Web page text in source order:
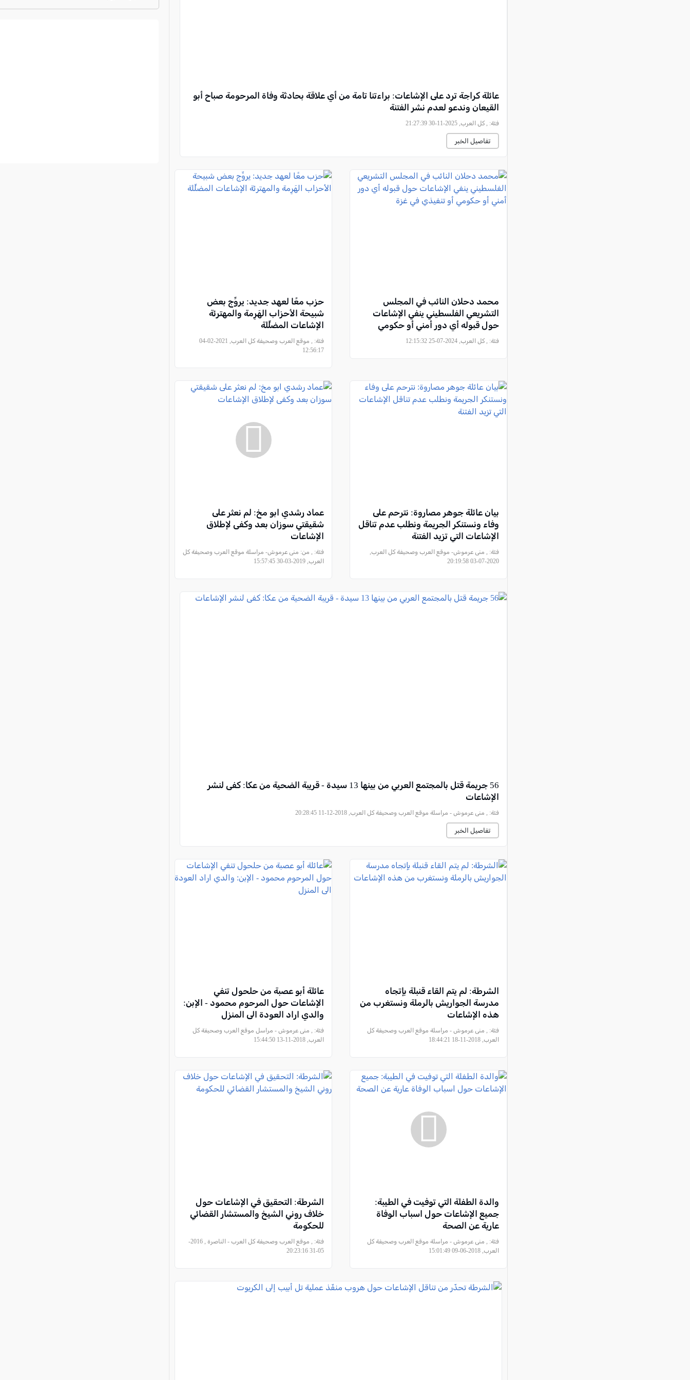
عائلة كراجة ترد على الإشاعات: براءتنا تامة من أي علاقة بحادثة وفاة المرحومة صباح أبو
القيعان وندعو لعدم نشر الفتنة
فئة: , كل العرب, 2025-11-30 21:27:39
تفاصيل الخبر
محمد دحلان النائب في المجلس
التشريعي الفلسطيني ينفي الإشاعات
حول قبوله أي دور أمني أو حكومي
أو تنفيذي في غزة
فئة: , كل العرب, 2024-07-25 12:15:32
حزب معًا لعهد جديد: يروِّج بعض
شبيحة الأحزاب الهَرِمة والمهترئة
الإشاعات المضلِّلة
فئة:
, موقع العرب وصحيفة كل العرب, 2021-02-04
12:56:17
بيان عائلة جوهر مصاروة: نترحم على
وفاء ونستنكر الجريمة ونطلب عدم تناقل
الإشاعات التي تزيد الفتنة
فئة: , منى عرموش- موقع العرب وصحيفة كل العرب,
2020-07-03 20:19:58
عماد رشدي ابو مخ: لم نعثر على
شقيقتي سوزان بعد وكفى لإطلاق
الإشاعات
فئة: , من: منى عرموش- مراسلة موقع العرب وصحيفة كل
العرب, 2019-03-30 15:57:45
56 جريمة قتل بالمجتمع العربي من بينها 13 سيدة - قريبة الضحية من عكا: كفى لنشر
الإشاعات
فئة: , منى عرموش - مراسلة موقع العرب وصحيفة كل العرب, 2018-12-11 20:28:45
تفاصيل الخبر
الشرطة: لم يتم القاء قنبلة بإتجاه
مدرسة الجواريش بالرملة ونستغرب من
هذه الإشاعات
فئة: , منى عرموش - مراسلة موقع العرب وصحيفة كل
العرب, 2018-11-18 18:44:21
عائلة أبو عصبة من حلحول تنفي
الإشاعات حول المرحوم محمود - الإبن:
والدي اراد العودة الى المنزل
فئة: , منى عرموش - مراسل موقع العرب وصحيفة كل
العرب, 2018-11-13 15:44:50
والدة الطفلة التي توفيت في الطيبة:
جميع الإشاعات حول اسباب الوفاة
عارية عن الصحة
فئة: , منى عرموش - مراسلة موقع العرب وصحيفة كل
العرب, 2018-06-09 15:01:49
الشرطة: التحقيق في الإشاعات حول
خلاف روني الشيخ والمستشار القضائي
للحكومة
فئة:
, موقع العرب وصحيفة كل العرب - الناصرة , 2016-
05-31 20:23:16
2024-2025